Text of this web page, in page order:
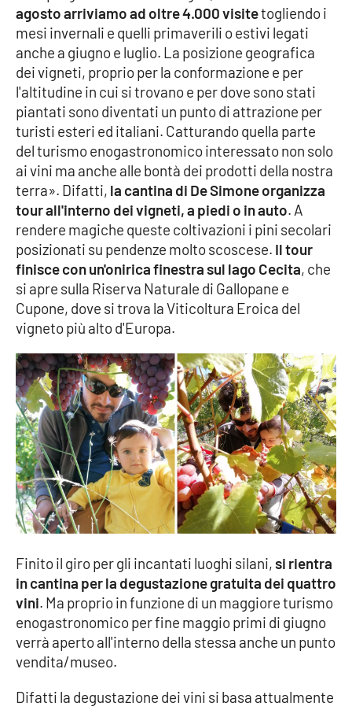
Parchi Marini Calabria
Leggendo Alvaro insieme
Imprese Di Calabria
Le perfidie di Antonella Grippo
Venti di comunicazione
STREAMING
LaC TV
LaC Network
LaC OnAir
EDIZIONI
LOCALI
Catanzaro
Crotone
Vibo Valentia
Reggio Calabria
Cosenza
Lamezia Terme
agosto arriviamo ad oltre 4.000 visitetogliendo i
mesi invernali e quelli primaverili o estivi legati
anche a giugno e luglio. La posizione geografica
dei vigneti, proprio per la conformazione e per
l'altitudine in cui si trovano e per dove sono stati
piantati sono diventati un punto di attrazione per
turisti esteri ed italiani. Catturando quella parte
del turismo enogastronomico interessato non solo
ai vini ma anche alle bontà dei prodotti della nostra
terra». Difatti, la cantina di De Simone organizza
tour all'interno dei vigneti, a piedi o in auto. A
rendere magiche queste coltivazioni i pini secolari
posizionati su pendenze molto scoscese. Il tour
finisce con un'onirica finestra sul lago Cecita, che
si apre sulla Riserva Naturale di Gallopane e
Cupone, dove si trova la Viticoltura Eroica del
vigneto più alto d'Europa.
Finito il giro per gli incantati luoghi silani,si rientra
in cantina per la degustazione gratuita dei quattro
vini. Ma proprio in funzione di un maggiore turismo
enogastronomico per fine maggio primi di giugno
verrà aperto all'interno della stessa anche un punto
vendita/museo.
Difatti la degustazione dei vini si basa attualmente